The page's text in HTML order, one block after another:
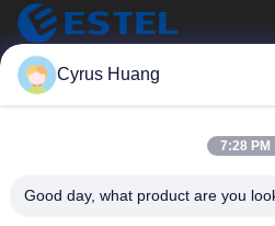
ESTEL (GUANGDONG)
집
새
Cyrus Huang
7:28 PM
Good day, what product are you